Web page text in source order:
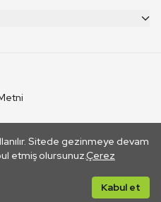
Sitede gezinmeye devam
etmiş olursunuz.Çerez
Kabul et
Bağlantı yoluyla gidilen dış